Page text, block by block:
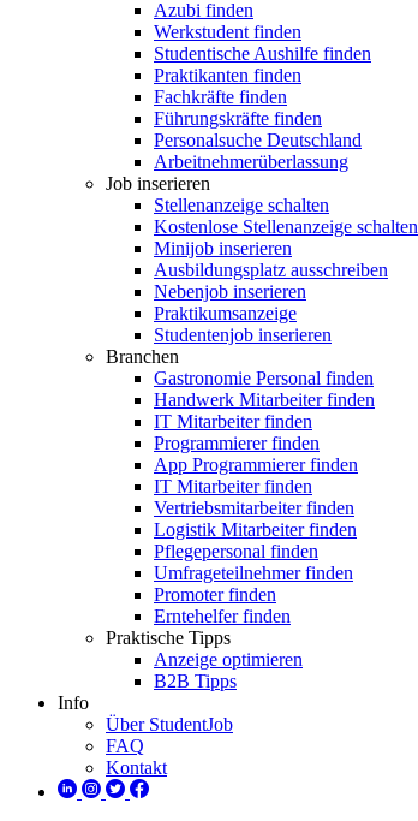
Azubi finden
Werkstudent finden
Studentische Aushilfe finden
Praktikanten finden
Fachkräfte finden
Führungskräfte finden
Personalsuche Deutschland
Arbeitnehmerüberlassung
Job inserieren
Stellenanzeige schalten
Kostenlose Stellenanzeige schalten
Minijob inserieren
Ausbildungsplatz ausschreiben
Nebenjob inserieren
Praktikumsanzeige
Studentenjob inserieren
Branchen
Gastronomie Personal finden
Handwerk Mitarbeiter finden
IT Mitarbeiter finden
Programmierer finden
App Programmierer finden
IT Mitarbeiter finden
Vertriebsmitarbeiter finden
Logistik Mitarbeiter finden
Pflegepersonal finden
Umfrageteilnehmer finden
Promoter finden
Erntehelfer finden
Praktische Tipps
Anzeige optimieren
B2B Tipps
Info
Über StudentJob
FAQ
Kontakt